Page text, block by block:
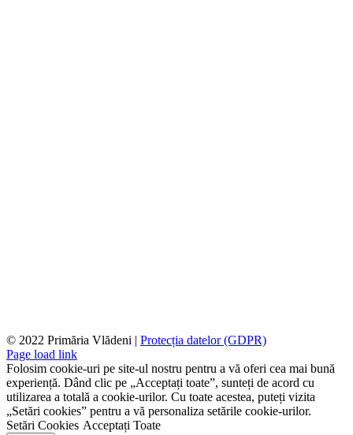
© 2022 Primăria Vlădeni | Protecția datelor (GDPR)
Page load link
Folosim cookie-uri pe site-ul nostru pentru a vă oferi cea mai bună
experiență. Dând clic pe „Acceptați toate”, sunteți de acord cu
utilizarea a totală a cookie-urilor. Cu toate acestea, puteți vizita
„Setări cookies” pentru a vă personaliza setările cookie-urilor.
Setări Cookies Acceptați Toate